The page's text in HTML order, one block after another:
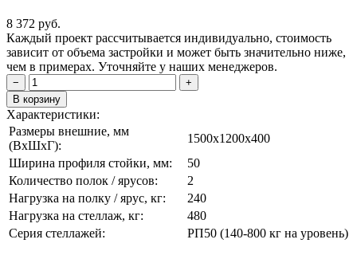
8 372 руб.
Каждый проект рассчитывается индивидуально, стоимость
зависит от объема застройки и может быть значительно ниже,
чем в примерах. Уточняйте у наших менеджеров.
−
+
В корзину
Характеристики:
Размеры внешние, мм
(ВxШxГ):
1500x1200x400
Ширина профиля стойки, мм:
50
Количество полок / ярусов:
2
Нагрузка на полку / ярус, кг:
240
Нагрузка на стеллаж, кг:
480
Серия стеллажей:
РП50 (140-800 кг на уровень)